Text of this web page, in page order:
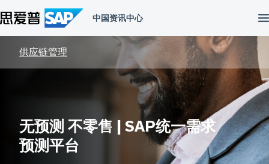
到
内
容
供应链管理
无预测 不零售 | SAP统一需求
预测平台